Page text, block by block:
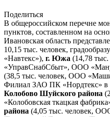
Поделиться
В общероссийском перечне
пунктов, составленном на
Ивановская область
10,15 тыс. человек,
«Навтекс»), г. Южа (14,78
«УправСнабСбыт», ООО
(38,5 тыс. человек, ООО
Филиал ЗАО ПК «Нордтекс» в
Колобово Шуйского района
«Колобовская ткацкая
района (4,05 тыс. человек,